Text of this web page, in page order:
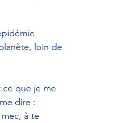
loin de
que je me
dire :
à te